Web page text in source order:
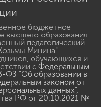
бюджетное
высшего образования
педагогический
Минина"
обучающихся и
с Федеральным
ФЗ "Об образовании в
законом от
данных",
РФ от 20.10.2021 №